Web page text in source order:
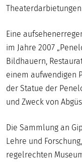
MUSEUM
Eine
im Jahre 2007
Bildhauern,
einem aufwendigen
der Statue der
und Zweck von
Die Sammlung an
Lehre und
regelrechten